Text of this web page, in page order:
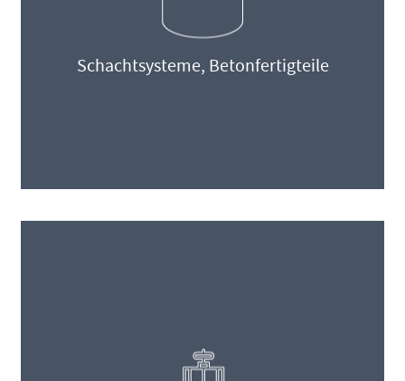
Schachtsysteme, Betonfertigteile